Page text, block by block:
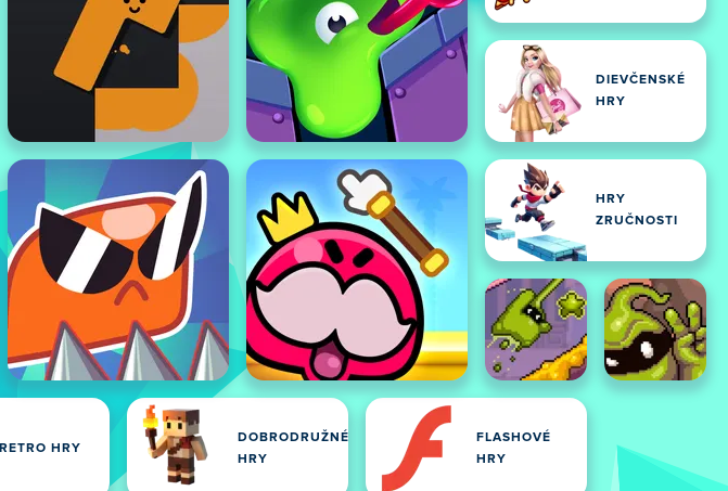
DIEVČENSKÉ
HRY
HRY
ZRUČNOSTI
RETRO HRY
DOBRODRUŽNÉ
HRY
FLASHOVÉ
HRY